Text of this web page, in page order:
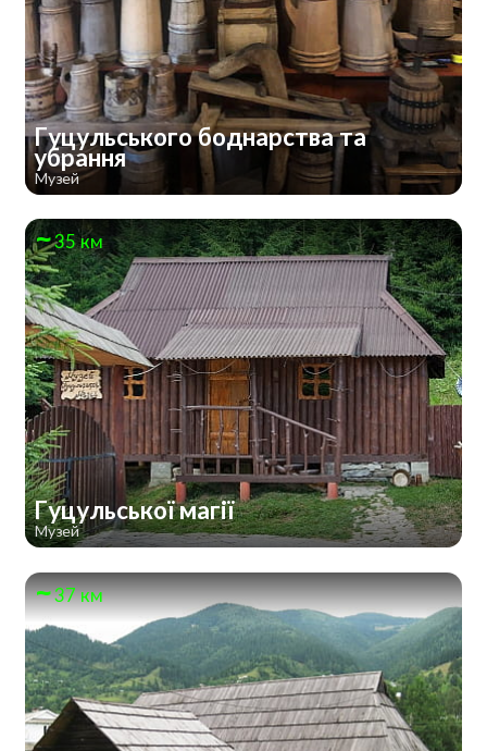
Гуцульського боднарства та
убрання
Музей
35 км
Гуцульської магії
Музей
37 км